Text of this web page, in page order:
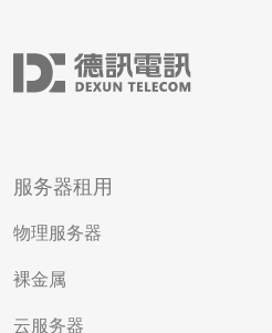
服务器租用
物理服务器
裸金属
云服务器